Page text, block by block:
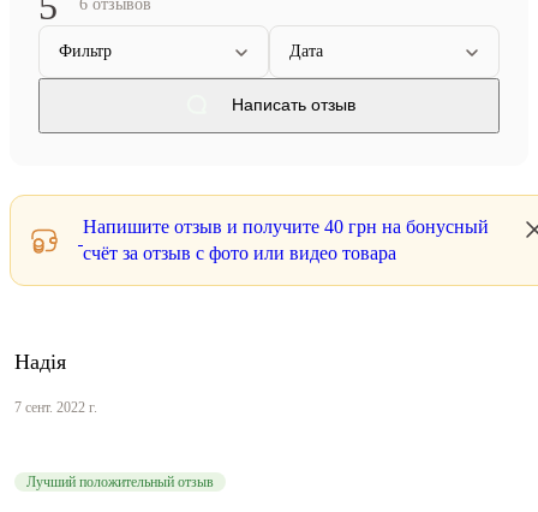
6 отзывов
Фильтр Дата
Написать отзыв
Напишите отзыв и получите 40 грн на бонусный
счёт за отзыв с фото или видео товара
Надія
7 сент. 2022 г.
Лучший положительный отзыв